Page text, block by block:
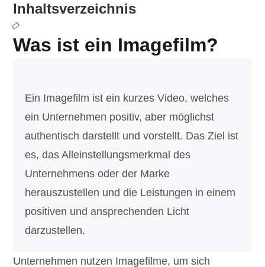
Inhaltsverzeichnis
Was ist ein Imagefilm?
Ein Imagefilm ist ein kurzes Video, welches
ein Unternehmen positiv, aber möglichst
authentisch darstellt und vorstellt. Das Ziel ist
es, das Alleinstellungsmerkmal des
Unternehmens oder der Marke
herauszustellen und die Leistungen in einem
positiven und ansprechenden Licht
darzustellen.
Unternehmen nutzen Imagefilme, um sich